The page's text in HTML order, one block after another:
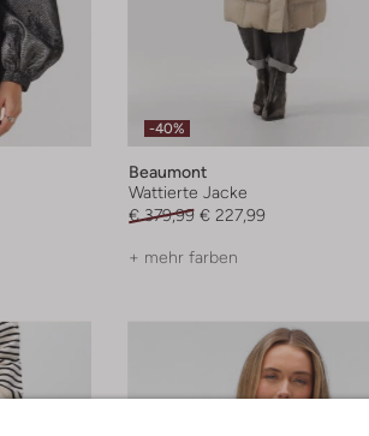
-40%
Beaumont
Wattierte Jacke
€ 379,99 € 227,99
+ mehr farben